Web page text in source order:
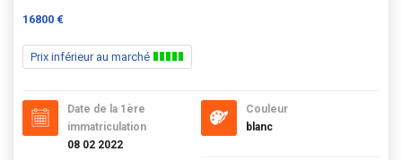
16800 €
Prix inférieur au marché
Date de la 1ère
immatriculation
08 02 2022
Couleur
blanc